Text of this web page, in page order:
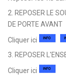
2. REPOSER LE
DE PORTE AVANT
Cliquer ici
3. REPOSER
Cliquer ici